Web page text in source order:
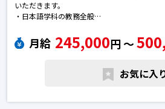
いただきます。
・日本語学科の教務全般
・事務処理日本語教師の転職求人
月給 245,000円 〜
お気に入